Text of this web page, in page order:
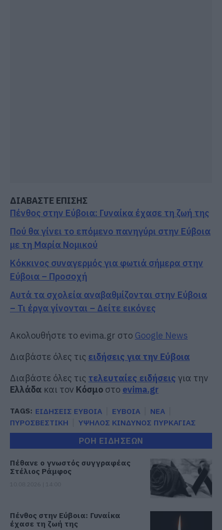
ΔΙΑΒΑΣΤΕ ΕΠΙΣΗΣ
Πένθος στην Εύβοια: Γυναίκα έχασε τη ζωή της
Πού θα γίνει το επόμενο πανηγύρι στην Εύβοια
με τη Μαρία Νομικού
Κόκκινος συναγερμός για φωτιά σήμερα στην
Εύβοια – Προσοχή
Αυτά τα σχολεία αναβαθμίζονται στην Εύβοια
– Τι έργα γίνονται – Δείτε εικόνες
Ακολουθήστε το evima.gr στο Google News
Διαβάστε όλες τις ειδήσεις για την Εύβοια
Διαβάστε όλες τις τελευταίες ειδήσεις για την
Ελλάδα και τον Κόσμο στο evima.gr
TAGS: ΕΙΔΗΣΕΙΣ ΕΥΒΟΙΑ ΕΥΒΟΙΑ
ΝΕΑ
ΠΥΡΟΣΒΕΣΤΙΚΗ
ΥΨΗΛΟΣ ΚΙΝΔΥΝΟΣ ΠΥΡΚΑΓΙΑΣ
ΡΟΗ ΕΙΔΗΣΕΩΝ
Πέθανε ο γνωστός συγγραφέας
Στέλιος Ράμφος
Πένθος στην Εύβοια: Γυναίκα
έχασε τη ζωή της